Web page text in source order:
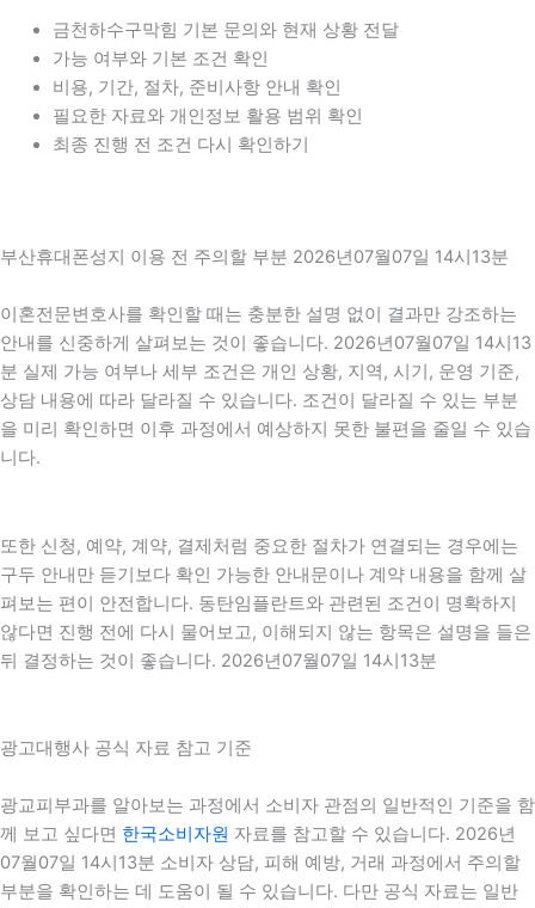
금천하수구막힘 기본 문의와 현재 상황 전달
가능 여부와 기본 조건 확인
비용, 기간, 절차, 준비사항 안내 확인
필요한 자료와 개인정보 활용 범위 확인
최종 진행 전 조건 다시 확인하기
부산휴대폰성지 이용 전 주의할 부분 2026년07월07일 14시13분
이혼전문변호사를 확인할 때는 충분한 설명 없이 결과만 강조하는
안내를 신중하게 살펴보는 것이 좋습니다. 2026년07월07일 14시13
분 실제 가능 여부나 세부 조건은 개인 상황, 지역, 시기, 운영 기준,
상담 내용에 따라 달라질 수 있습니다. 조건이 달라질 수 있는 부분
을 미리 확인하면 이후 과정에서 예상하지 못한 불편을 줄일 수 있습
니다.
또한 신청, 예약, 계약, 결제처럼 중요한 절차가 연결되는 경우에는
구두 안내만 듣기보다 확인 가능한 안내문이나 계약 내용을 함께 살
펴보는 편이 안전합니다. 동탄임플란트와 관련된 조건이 명확하지
않다면 진행 전에 다시 물어보고, 이해되지 않는 항목은 설명을 들은
뒤 결정하는 것이 좋습니다. 2026년07월07일 14시13분
광고대행사 공식 자료 참고 기준
광교피부과를 알아보는 과정에서 소비자 관점의 일반적인 기준을 함
께 보고 싶다면 한국소비자원 자료를 참고할 수 있습니다. 2026년
07월07일 14시13분 소비자 상담, 피해 예방, 거래 과정에서 주의할
부분을 확인하는 데 도움이 될 수 있습니다. 다만 공식 자료는 일반